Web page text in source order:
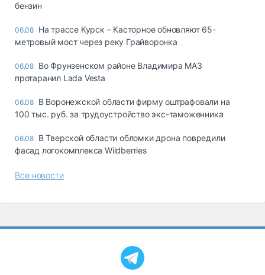
бензин
06.08 На трассе Курск – Касторное обновляют 65-
метровый мост через реку Грайворонка
06.08 Во Фрунзенском районе Владимира МАЗ
протаранил Lada Vesta
06.08 В Воронежской области фирму оштрафовали на
100 тыс. руб. за трудоустройство экс-таможенника
06.08 В Тверской области обломки дрона повредили
фасад логокомплекса Wildberries
Все новости